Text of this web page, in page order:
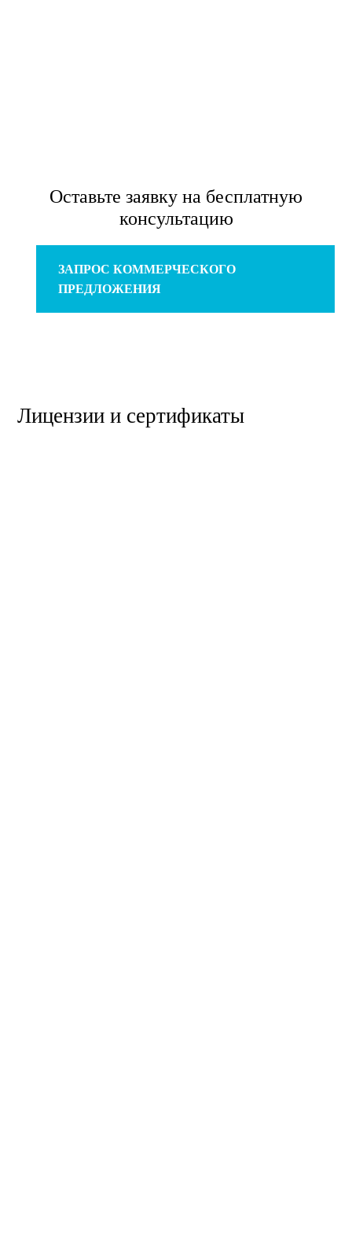
Оставьте заявку на бесплатную
консультацию
ЗАПРОС КОММЕРЧЕСКОГО
ПРЕДЛОЖЕНИЯ
Лицензии и сертификаты